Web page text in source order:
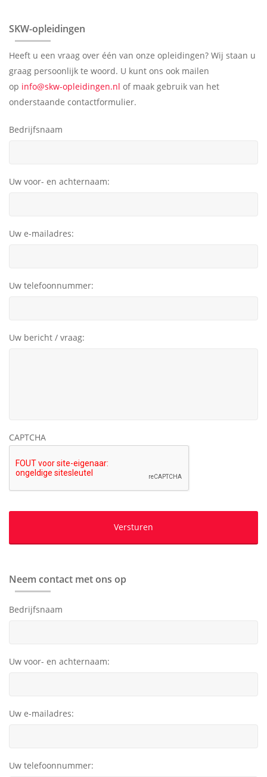
SKW-opleidingen
Heeft u een vraag over één van onze opleidingen? Wij staan u
graag persoonlijk te woord. U kunt ons ook mailen
op info@skw-opleidingen.nl of maak gebruik van het
onderstaande contactformulier.
Bedrijfsnaam
Uw voor- en achternaam:
Uw e-mailadres:
Uw telefoonnummer:
Uw bericht / vraag:
CAPTCHA
Neem contact met ons op
Bedrijfsnaam
Uw voor- en achternaam:
Uw e-mailadres:
Uw telefoonnummer: